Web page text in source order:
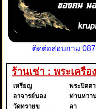
ติดต่อสอบถาม
ร้านเช่า : พระเครือ
เหรียญ
อาจารย์นอง
วัดทรายข
พระปิดต
ท่านหวา
ลา